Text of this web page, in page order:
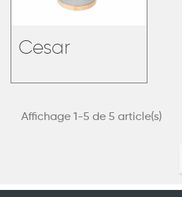
Cesar
Affichage 1-5 de 5 article(s)